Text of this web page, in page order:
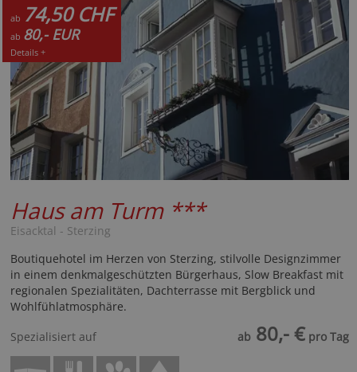
ab 74,50 CHF
ab 80,- EUR
Details +
Haus am Turm ***
Eisacktal - Sterzing
Boutiquehotel im Herzen von Sterzing, stilvolle Designzimmer
in einem denkmalgeschützten Bürgerhaus, Slow Breakfast mit
regionalen Spezialitäten, Dachterrasse mit Bergblick und
Wohlfühlatmosphäre.
Spezialisiert auf
ab 80,- € pro Tag